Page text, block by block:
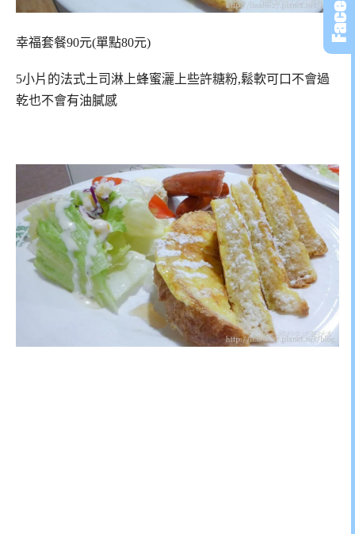
幸福套餐90元(單點80元)
5小片的法式土司淋上蜂蜜灑上些許糖粉,鬆軟可口不會過
乾也不會有油膩感